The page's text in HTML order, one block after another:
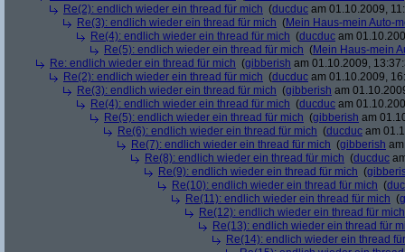
Re(2): endlich wieder ein thread für mich (ducduc am 01.10.2009,
Re(3): endlich wieder ein thread für mich (Mein Haus-mein Auto-
Re(4): endlich wieder ein thread für mich (ducduc am
Re(5): endlich wieder ein thread für mich (Mein Haus-mein
Re: endlich wieder ein thread für mich (gibberish am 01.10.2009,
Re(2): endlich wieder ein thread für mich (ducduc am 01.10.2009,
Re(3): endlich wieder ein thread für mich (gibberish am
Re(4): endlich wieder ein thread für mich (ducduc am
Re(5): endlich wieder ein thread für mich (gibberish am
Re(6): endlich wieder ein thread für mich (ducduc am
Re(7): endlich wieder ein thread für mich (gibberish
Re(8): endlich wieder ein thread für mich (ducduc
Re(9): endlich wieder ein thread für mich (
Re(10): endlich wieder ein thread für mich (
Re(11): endlich wieder ein thread für mich (
Re(12): endlich wieder ein thread für mich
Re(13): endlich wieder ein thread für
Re(14): endlich wieder ein thread